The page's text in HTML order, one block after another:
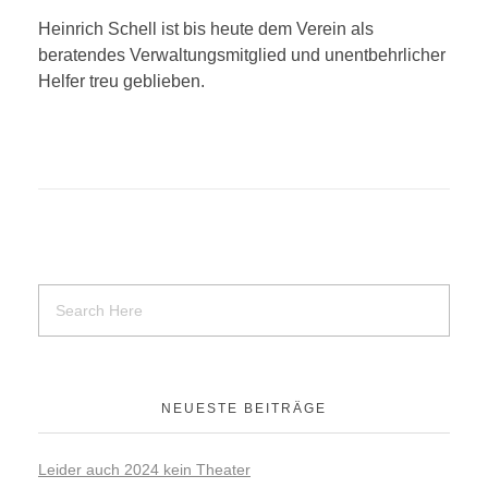
Heinrich Schell ist bis heute dem Verein als
beratendes Verwaltungsmitglied und unentbehrlicher
Helfer treu geblieben.
NEUESTE BEITRÄGE
Leider auch 2024 kein Theater